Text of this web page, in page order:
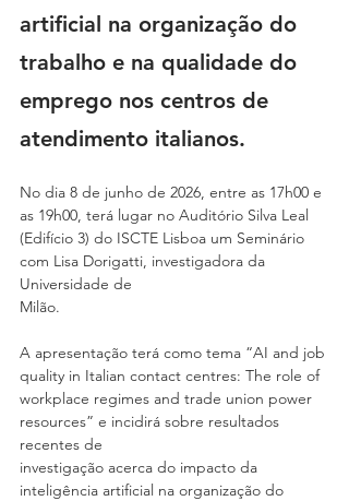
artificial na organização do
trabalho e na qualidade do
emprego nos centros de
atendimento italianos.
No dia 8 de junho de 2026, entre as 17h00 e
as 19h00, terá lugar no Auditório Silva Leal
(Edifício 3) do ISCTE Lisboa um Seminário
com Lisa Dorigatti, investigadora da
Universidade de
Milão.
A apresentação terá como tema “AI and job
quality in Italian contact centres: The role of
workplace regimes and trade union power
resources” e incidirá sobre resultados
recentes de
investigação acerca do impacto da
inteligência artificial na organização do